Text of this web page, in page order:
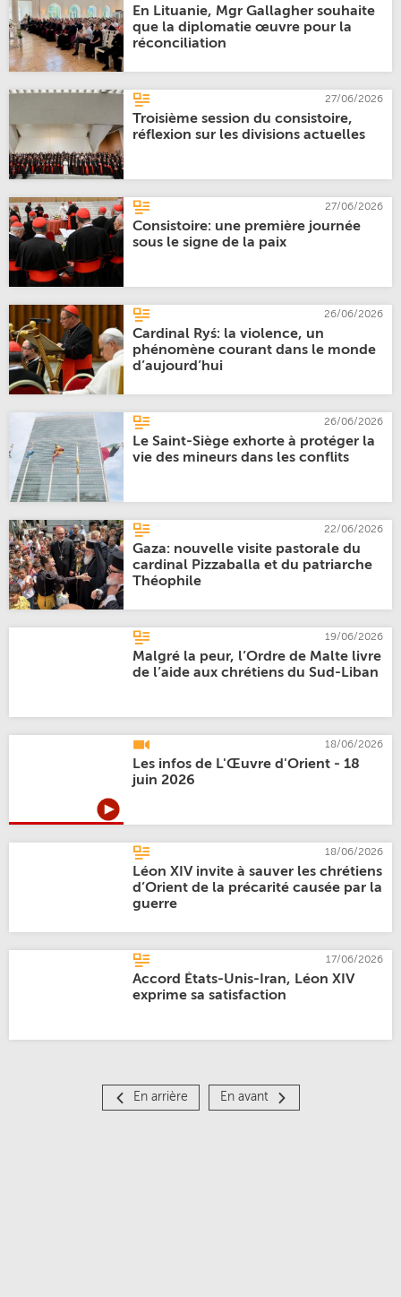
En Lituanie, Mgr Gallagher souhaite
que la diplomatie œuvre pour la
réconciliation
27/06/2026
Troisième session du consistoire,
réflexion sur les divisions actuelles
27/06/2026
Consistoire: une première journée
sous le signe de la paix
26/06/2026
Cardinal Ryś: la violence, un
phénomène courant dans le monde
d’aujourd’hui
26/06/2026
Le Saint-Siège exhorte à protéger la
vie des mineurs dans les conflits
22/06/2026
Gaza: nouvelle visite pastorale du
cardinal Pizzaballa et du patriarche
Théophile
19/06/2026
Malgré la peur, l’Ordre de Malte livre
de l’aide aux chrétiens du Sud-Liban
18/06/2026
Les infos de L'Œuvre d'Orient - 18
juin 2026
18/06/2026
Léon XIV invite à sauver les chrétiens
d’Orient de la précarité causée par la
guerre
17/06/2026
Accord États-Unis-Iran, Léon XIV
exprime sa satisfaction
En arrière En avant